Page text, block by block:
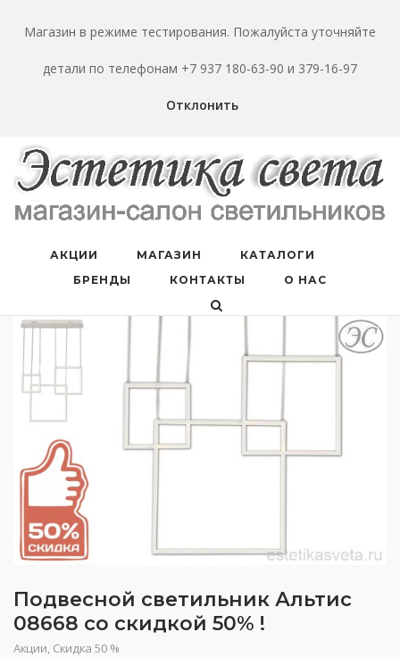
Магазин в режиме тестирования. Пожалуйста уточняйте
детали по телефонам +7 937 180-63-90 и 379-16-97
Отклонить
АКЦИИ МАГАЗИН
КАТАЛОГИ
БРЕНДЫ
КОНТАКТЫ О НАС
Подвесной светильник Альтис
08668 со скидкой 50% !
Акции, Скидка 50 %